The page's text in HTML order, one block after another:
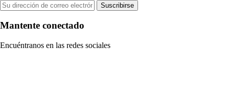
Suscribirse
Mantente conectado
Encuéntranos en las redes sociales